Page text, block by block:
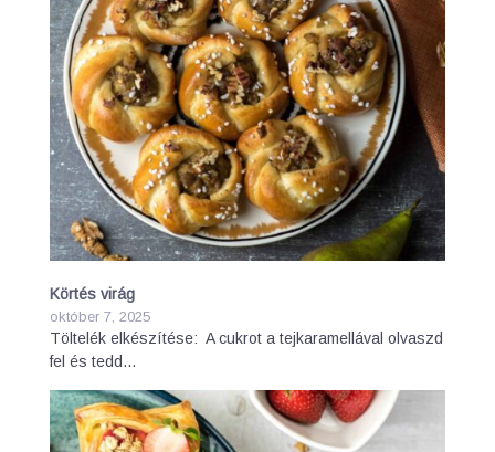
Körtés virág
október 7, 2025
Töltelék elkészítése: A cukrot a tejkaramellával olvaszd
fel és tedd…